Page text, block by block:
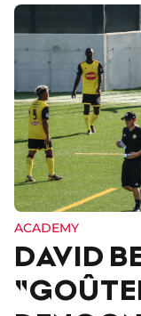
ACADEMY
DAVID